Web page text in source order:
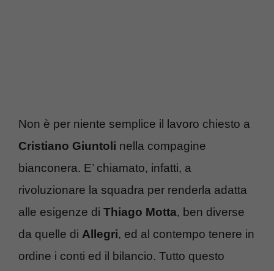
Non è per niente semplice il lavoro chiesto a
Cristiano Giuntoli nella compagine
bianconera. E’ chiamato, infatti, a
rivoluzionare la squadra per renderla adatta
alle esigenze di Thiago Motta, ben diverse
da quelle di Allegri, ed al contempo tenere in
ordine i conti ed il bilancio. Tutto questo